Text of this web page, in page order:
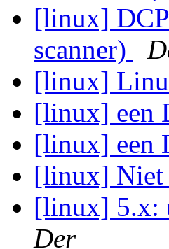
[linux]
scanner)
[linux]
[linux] een
[linux] een
[linux] Niet
[linux] 5.x:
Der